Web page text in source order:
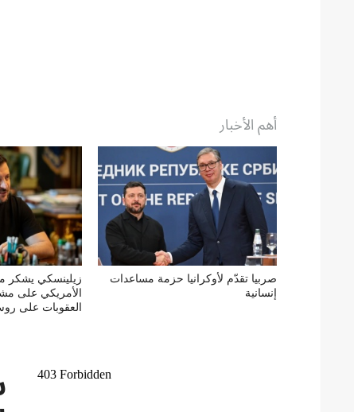
أهم الأخبار
صربيا تقدّم لأوكرانيا حزمة مساعدات
إنسانية
زيلينسكي يشكر
الأمريكي على
العقوبات على